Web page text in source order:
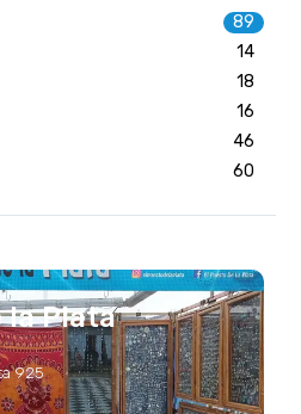
89
14
18
16
46
60
la Plata
925